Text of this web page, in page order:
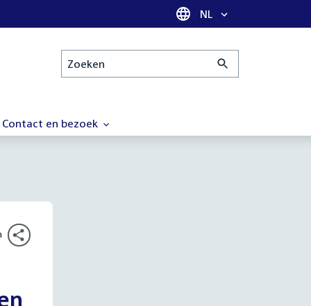
Taal selectie
NL
Zoeken
Contact en bezoek